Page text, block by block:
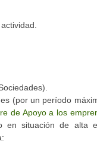
(por un período
de Apoyo a los
en situación de alta